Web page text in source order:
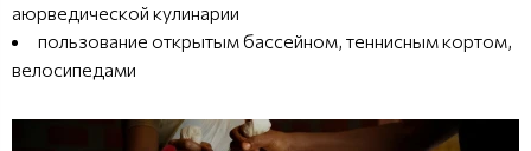
аюрведической кулинарии
пользование открытым бассейном, теннисным кортом,
велосипедами